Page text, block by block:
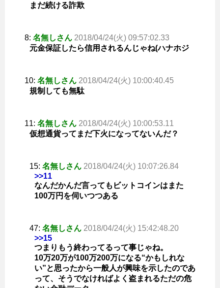
まだ続ける詐欺
8: 名無しさん 2018/04/24(火) 09:57:02.33
元金保証したら信用されるんじゃね(ハナホジ
10: 名無しさん 2018/04/24(火) 10:00:40.45
規制しても無駄
11: 名無しさん 2018/04/24(火) 10:00:53.11
仮想通貨ってまだ下火になってないんだ？
15: 名無しさん 2018/04/24(火) 10:07:26.84
>>11
なんだかんだ言ってもビットコインはまた
100万円を伺いつつある
47: 名無しさん 2018/04/24(火) 15:42:48.20
>>15
つまりもう終わってるって事じゃね。
10万20万が100万200万になる“かもしれな
い”と思ったから一般人が興味を示したのであ
って、そうでなければよく盗まれるただの危